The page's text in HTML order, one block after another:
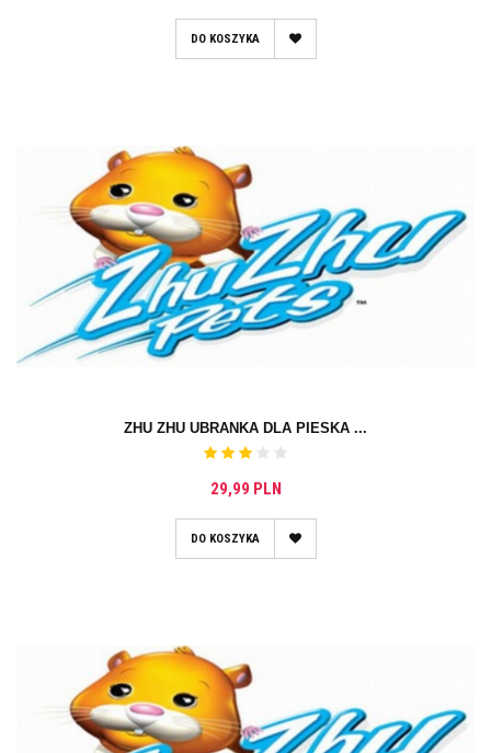
DO KOSZYKA
ZHU ZHU UBRANKA DLA PIESKA ...
29,99 PLN
DO KOSZYKA